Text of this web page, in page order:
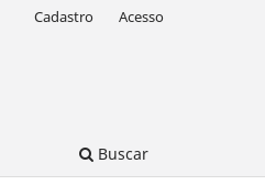
Buscar
Cadastro Acesso